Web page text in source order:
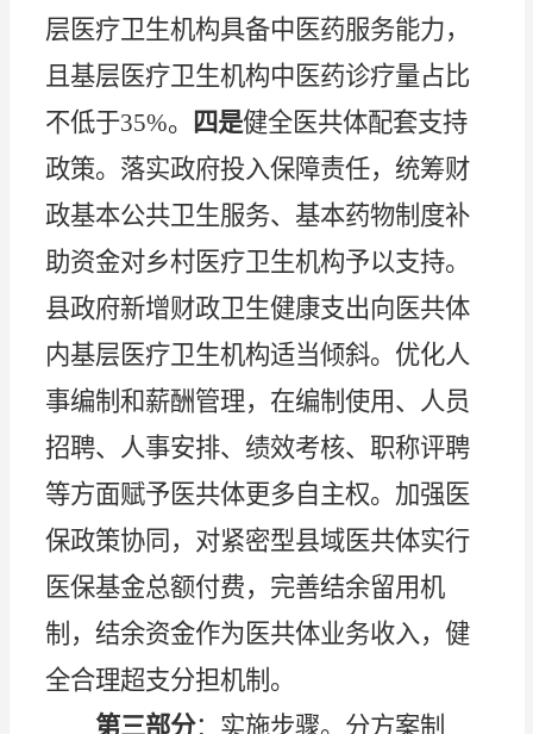
层医疗卫生机构具备中医药服务能力，
且基层医疗卫生机构中医药诊疗量占比
不低于35%。 四是健全医共体配套支持
政策。落实政府投入保障责任，统筹财
政基本公共卫生服务、基本药物制度补
助资金对乡村医疗卫生机构予以支持。
县政府新增财政卫生健康支出向医共体
内基层医疗卫生机构适当倾斜。优化人
事编制和薪酬管理，在编制使用、人员
招聘、人事安排、绩效考核、职称评聘
等方面赋予医共体更多自主权。加强医
保政策协同，对紧密型县域医共体实行
医保基金总额付费，完善结余留用机
制，结余资金作为医共体业务收入，健
全合理超支分担机制。
第三部分：实施步骤。分方案制